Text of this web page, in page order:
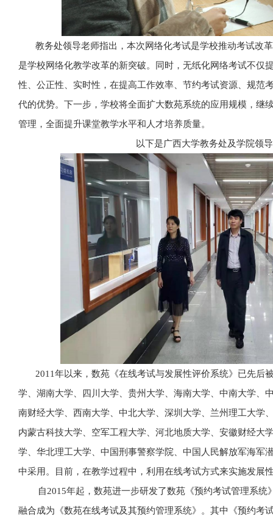
教务处领导老师指出，本次网络化考试是学校推动考试改
是学校网络化教学改革的新突破。同时，无纸化网络考试不仅
性、公正性、实时性，在提高工作效率、节约考试资源、规范
代的优势。下一步，学校将全面扩大数苑系统的应用规模，继
管理，全面提升课堂教学水平和人才培养质量。
以下是广西大学教务处及学院领
2011年以来，数苑《在线考试与发展性评价系统》已先后
学、湖南大学、四川大学、贵州大学、海南大学、中南大学、
南财经大学、西南大学、中北大学、深圳大学、兰州理工大学
内蒙古科技大学、空军工程大学、河北地质大学、安徽财经大
学、华北理工大学、中国刑事警察学院、中国人民解放军海军
中采用。目前，在教学过程中，利用在线考试方式来实施发展
自2015年起，数苑进一步研发了数苑《预约考试管理系统
融合成为《数苑在线考试及其预约管理系统》。其中《预约考